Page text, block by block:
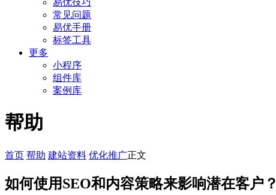
易优技巧
常见问题
易优手册
标签工具
更多
小程序
组件库
案例库
帮助
首页 帮助 建站资料 优化推广正文
如何使用SEO和内容策略来影响潜在客户？